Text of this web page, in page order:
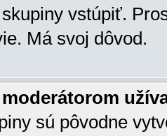
vstúpiť.
Má svoj dôvod.
sú pôvodne